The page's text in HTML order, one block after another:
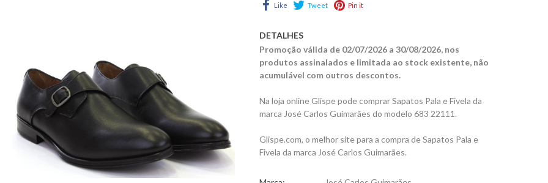
Like Tweet Pin it
DETALHES
Promoção válida de 02/07/2026 a 30/08/2026, nos
produtos assinalados e limitada ao stock existente, não
acumulável com outros descontos.
Na loja online Glispe pode comprar Sapatos Pala e Fivela da
marca José Carlos Guimarães do modelo 683 22111.
Glispe.com, o melhor site para a compra de Sapatos Pala e
Fivela da marca José Carlos Guimarães.